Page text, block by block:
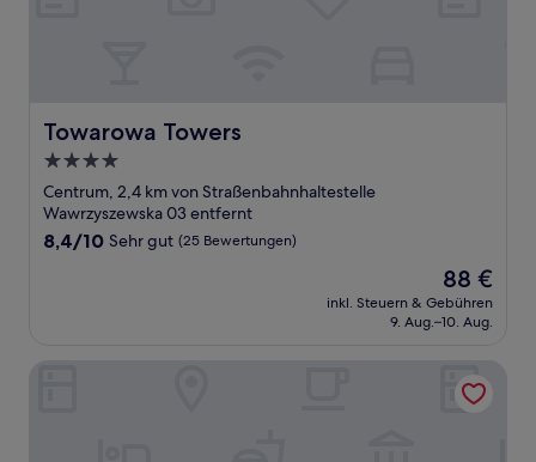
Towarowa Towers
Towarowa Towers
4.0-
Sterne-
Unterkunft
Centrum, 2,4 km von Straßenbahnhaltestelle
Wawrzyszewska 03 entfernt
8.4
Bewertungen)
8,4/10 Sehr gut (25 Bewertungen)
Der
Preis
beträgt
88 €
inkl. Steuern & Gebühren
9. Aug.–10. Aug.